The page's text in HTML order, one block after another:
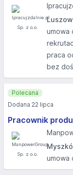
umowa
praca
bez
Pracownik
umowa
Polecana
Dodana 22 lipca